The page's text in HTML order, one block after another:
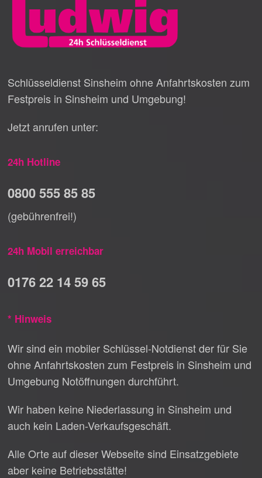
Schlüsseldienst Sinsheim ohne Anfahrtskosten zum
Festpreis in Sinsheim und Umgebung!
Jetzt anrufen unter:
24h Hotline
0800 555 85 85
(gebührenfrei!)
24h Mobil erreichbar
0176 22 14 59 65
* Hinweis
Wir sind ein mobiler Schlüssel-Notdienst der für Sie
ohne Anfahrtskosten zum Festpreis in Sinsheim und
Umgebung Notöffnungen durchführt.
Wir haben keine Niederlassung in Sinsheim und
auch kein Laden-Verkaufsgeschäft.
Alle Orte auf dieser Webseite sind Einsatzgebiete
aber keine Betriebsstätte!